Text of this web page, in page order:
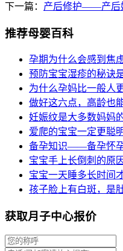
下一篇： 产后修护——产后
推荐母婴百科
孕期为什么会感到焦
预防宝宝湿疹的秘诀
为什么孕妈比一般人
做好这六点，高龄也
妊娠纹是大多数妈妈
爱爬的宝宝一定更聪
备孕知识——备孕怀
宝宝手上长倒刺的原
宝宝一天睡多长时间
孩子脸上有白斑，是
获取月子中心报价